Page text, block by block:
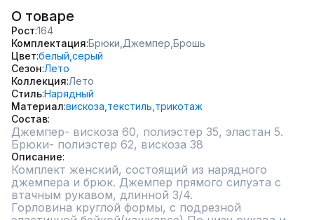
О товаре
Рост 164
Комплектация Брюки, Джемпер, Брошь
Цвет белый, серый
Сезон Лето
Коллекция Лето
СтильНарядный
Материал вискоза, текстиль, трикотаж
Состав
Джемпер- вискоза 60, полиэстер 35, эластан 5.
Брюки- полиэстер 62, вискоза 38
Описание
Комплект женский, состоящий из нарядного
джемпера и брюк. Джемпер прямого силуэта с
втачным рукавом, длинной 3/4.
Горловина круглой формы, с подрезной